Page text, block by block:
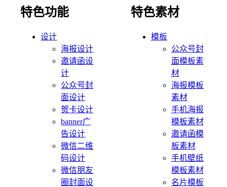
特色功能
设计
海报设计
邀请函设
计
公众号封
面设计
贺卡设计
banner广
告设计
微信二维
码设计
微信朋友
圈封面设
特色素材
模板
公众号封
面模板素
材
海报模板
素材
手机海报
模板素材
邀请函模
板素材
手机壁纸
模板素材
名片模板